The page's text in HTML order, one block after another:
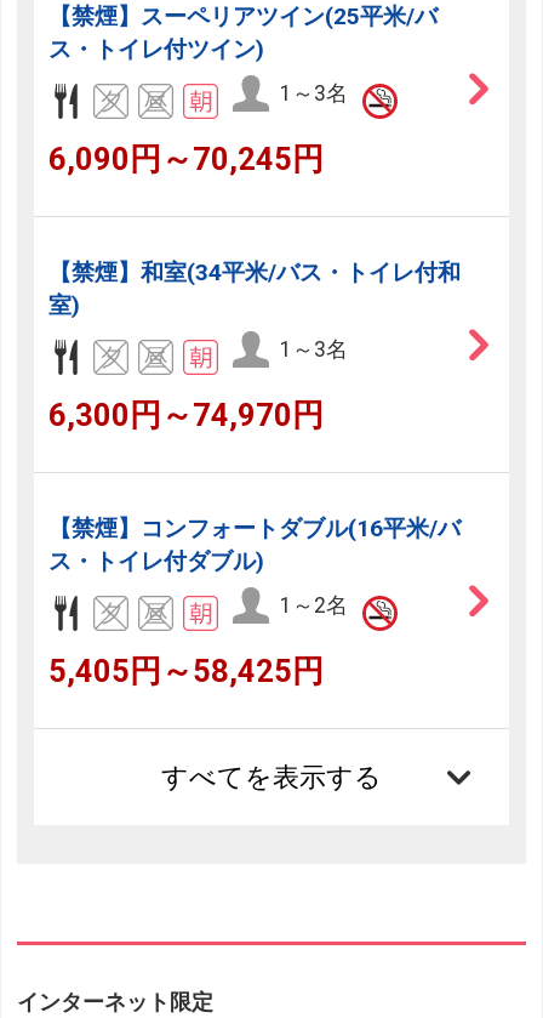
【禁煙】スーペリアツイン(25平米/バ
ス・トイレ付ツイン)
1～3名
6,090円～70,245円
【禁煙】和室(34平米/バス・トイレ付和
室)
1～3名
6,300円～74,970円
【禁煙】コンフォートダブル(16平米/バ
ス・トイレ付ダブル)
1～2名
5,405円～58,425円
すべてを表示する
インターネット限定